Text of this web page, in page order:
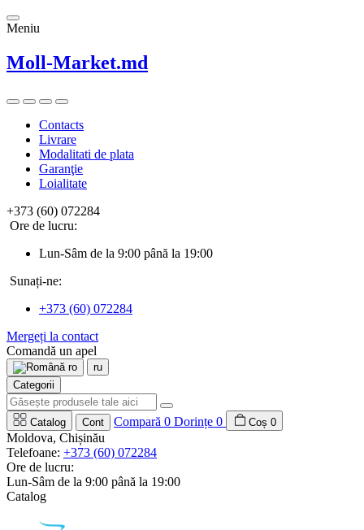
Meniu
Moll-Market.md
Contacts
Livrare
Modalitati de plata
Garanţie
Loialitate
+373 (60) 072284
Ore de lucru:
Lun-Sâm de la 9:00 până la 19:00
Sunați-ne:
+373 (60) 072284
Mergeți la contact
Comandă un apel
ro
ru
Categorii
Catalog Cont Compară 0 Dorințe 0 Coș 0
Moldova, Chișinău
Telefoane: +373 (60) 072284
Ore de lucru:
Lun-Sâm de la 9:00 până la 19:00
Catalog